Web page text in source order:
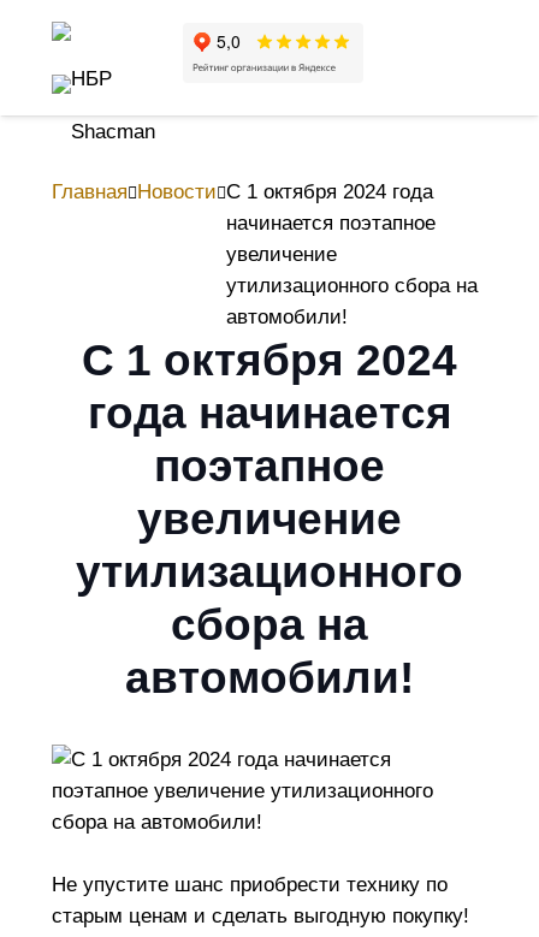
Главная Новости С 1 октября 2024 года
начинается поэтапное
увеличение
утилизационного сбора на
автомобили!
С 1 октября 2024
года начинается
поэтапное
увеличение
утилизационного
сбора на
автомобили!
Не упустите шанс приобрести технику по
старым ценам и сделать выгодную покупку!